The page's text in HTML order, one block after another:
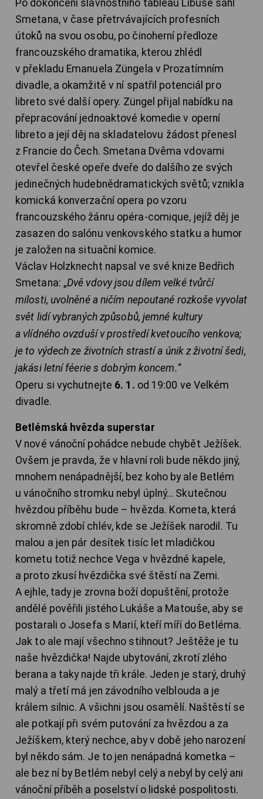
Po dokončení slavnostního tableau Libuše sáhl
Smetana, v čase přetrvávajících profesních
útoků na svou osobu, po činoherní předloze
francouzského dramatika, kterou zhlédl
v překladu Emanuela Züngela v Prozatímním
divadle, a okamžitě v ní spatřil potenciál pro
libreto své další opery. Züngel přijal nabídku na
přepracování jednoaktové komedie v operní
libreto a její děj na skladatelovu žádost přenesl
z Francie do Čech. Smetana Dvěma vdovami
otevřel české opeře dveře do dalšího ze svých
jedinečných hudebnědramatických světů; vznikla
komická konverzační opera po vzoru
francouzského žánru opéra-comique, jejíž děj je
zasazen do salónu venkovského statku a humor
je založen na situační komice.
Václav Holzknecht napsal ve své knize Bedřich
Smetana: „Dvě vdovy jsou dílem velké tvůrčí
milosti, uvolněné a ničím nepoutané rozkoše vyvolat
svět lidí vybraných způsobů, jemné kultury
a vlídného ovzduší v prostředí kvetoucího venkova;
je to výdech ze životních strastí a únik z životní šedi,
jakási letní féerie s dobrým koncem.“
Operu si vychutnejte 6. 1. od 19:00 ve Velkém
divadle.
Betlémská hvězda superstar
V nové vánoční pohádce nebude chybět Ježíšek.
Ovšem je pravda, že v hlavní roli bude někdo jiný,
mnohem nenápadnější, bez koho by ale Betlém
u vánočního stromku nebyl úplný… Skutečnou
hvězdou příběhu bude – hvězda. Kometa, která
skromně zdobí chlév, kde se Ježíšek narodil. Tu
malou a jen pár desítek tisíc let mladičkou
kometu totiž nechce Vega v hvězdné kapele,
a proto zkusí hvězdička své štěstí na Zemi.
A ejhle, tady je zrovna boží dopuštění, protože
andělé pověřili jistého Lukáše a Matouše, aby se
postarali o Josefa s Marií, kteří míří do Betléma.
Jak to ale mají všechno stihnout? Ještěže je tu
naše hvězdička! Najde ubytování, zkrotí zlého
berana a taky najde tři krále. Jeden je starý, druhý
malý a třetí má jen závodního velblouda a je
králem silnic. A všichni jsou osamělí. Naštěstí se
ale potkají při svém putování za hvězdou a za
Ježíškem, který nechce, aby v době jeho narození
byl někdo sám. Je to jen nenápadná kometka –
ale bez ní by Betlém nebyl celý a nebyl by celý ani
vánoční příběh a poselství o lidské pospolitosti.